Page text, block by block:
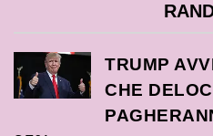
TRUMP
CHE